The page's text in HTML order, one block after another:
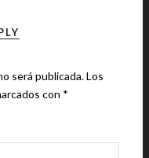
será publicada.Los
con *